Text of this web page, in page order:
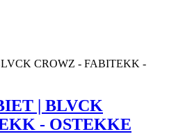
| BLVCK
- OSTEKKE